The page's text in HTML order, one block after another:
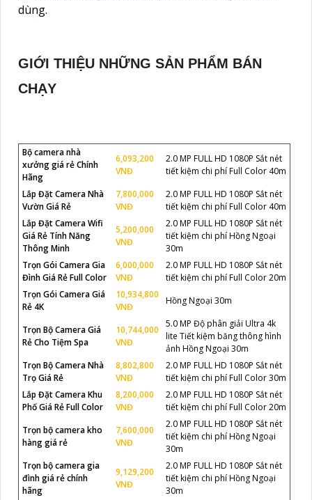
dùng.
GIỚI THIỆU NHỮNG SẢN PHẨM BÁN
CHẠY
Bộ camera nhà
xưởng giá rẻ Chính
Hãng
6,093,200
VNĐ
2.0 MP FULL HD 1080P Sắt nét
tiết kiệm chi phí Full Color 40m
Lắp Đặt Camera Nhà
Vườn Giá Rẻ
7,800,000
VNĐ
2.0 MP FULL HD 1080P Sắt nét
tiết kiệm chi phí Full Color 40m
Lắp Đặt Camera Wifi
Giá Rẻ Tính Năng
Thông Minh
5,200,000
VNĐ
2.0 MP FULL HD 1080P Sắt nét
tiết kiệm chi phí Hồng Ngoại
30m
Trọn Gói Camera Gia
Đình Giá Rẻ Full Color
6,000,000
VNĐ
2.0 MP FULL HD 1080P Sắt nét
tiết kiệm chi phí Full Color 20m
Trọn Gói Camera Giá
Rẻ 4K
10,934,800
VNĐ
Hồng Ngoại 30m
Trọn Bộ Camera Giá
Rẻ Cho Tiệm Spa
10,744,000
VNĐ
5.0 MP Độ phân giải Ultra 4k
lite Tiết kiệm băng thông hình
ảnh Hồng Ngoại 30m
Trọn Bộ Camera Nhà
Trọ Giá Rẻ
8,802,800
VNĐ
2.0 MP FULL HD 1080P Sắt nét
tiết kiệm chi phí Full Color 30m
Lắp Đặt Camera Khu
Phố Giá Rẻ Full Color
8,200,000
VNĐ
2.0 MP FULL HD 1080P Sắt nét
tiết kiệm chi phí Full Color 20m
Trọn bộ camera kho
hàng giá rẻ
7,600,000
VNĐ
2.0 MP FULL HD 1080P Sắt nét
tiết kiệm chi phí Hồng Ngoại
30m
Trọn bộ camera gia
đình giá rẻ chính
hãng
9,129,200
VNĐ
2.0 MP FULL HD 1080P Sắt nét
tiết kiệm chi phí Hồng Ngoại
30m